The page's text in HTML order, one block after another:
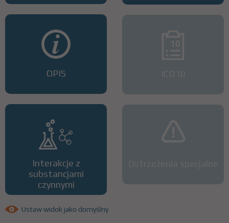
OPIS
Interakcje z
substancjami
czynnymi
Ustaw widok jako domyślny